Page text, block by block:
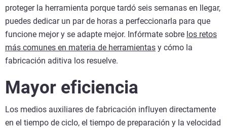
proteger la herramienta porque tardó seis semanas en llegar,
puedes dedicar un par de horas a perfeccionarla para que
funcione mejor y se adapte mejor. Infórmate sobre los retos
más comunes en materia de herramientas y cómo la
fabricación aditiva los resuelve.
Mayor eficiencia
Los medios auxiliares de fabricación influyen directamente
en el tiempo de ciclo, el tiempo de preparación y la velocidad